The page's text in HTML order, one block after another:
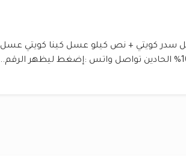
سدر كويتي + نص كيلو عسل كينا كويتي عسل
الفقيعي إنتاج كويتي ‎%‎100 الحادين تواصل واتس :إضغط ليظهر الرقم..